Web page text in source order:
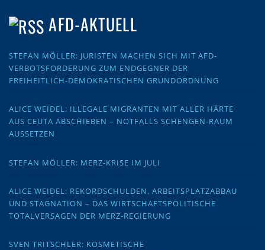
AFD-AKTUELL
STEFAN MÖLLER: JURISTEN MACHEN SICH MIT AFD-
VERBOTSFORDERUNG ZUM ENDGEGNER DER
FREIHEITLICH-DEMOKRATISCHEN GRUNDORDNUNG
ALICE WEIDEL: ILLEGALE MIGRANTEN MIT ALLER HÄRTE
AUS CEUTA ABSCHIEBEN – NOTFALLS SCHENGEN-RAUM
AUSSETZEN
STEFAN MÖLLER: MERZ-KRISE IM JULI
ALICE WEIDEL: REKORDSCHULDEN, ARBEITSPLATZABBAU
UND STAGNATION – DAS WIRTSCHAFTSPOLITISCHE
TOTALVERSAGEN DER MERZ-REGIERUNG
SVEN TRITSCHLER: KOSMETISCHE